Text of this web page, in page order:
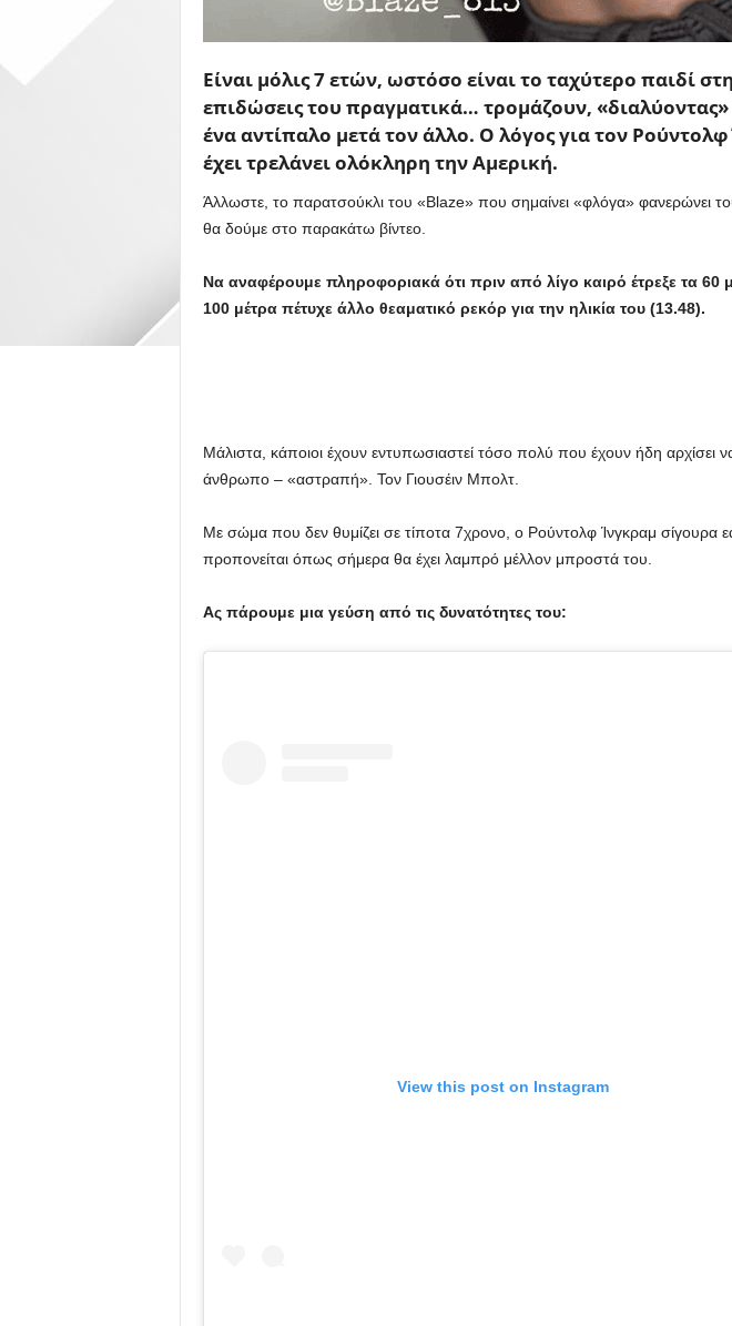
Είναι μόλις 7 ετών, ωστόσο είναι το ταχύτερο παιδί
επιδώσεις του πραγματικά… τρομάζουν,
ένα αντίπαλο μετά τον άλλο. Ο λόγος για τον
έχει τρελάνει ολόκληρη την Αμερική.
Άλλωστε, το παρατσούκλι του «Blaze» που σημαίνει «φλόγα» φανερώνει
θα δούμε στο παρακάτω βίντεο.
Να αναφέρουμε πληροφοριακά ότι πριν από λίγο καιρό έτρεξε τα 60
100 μέτρα πέτυχε άλλο θεαματικό ρεκόρ για την ηλικία του (13.48).
Μάλιστα, κάποιοι έχουν εντυπωσιαστεί τόσο πολύ που έχουν ήδη αρχίσει
άνθρωπο – «αστραπή». Τον Γιουσέιν Μπολτ.
Με σώμα που δεν θυμίζει σε τίποτα 7χρονο, ο Ρούντολφ Ίνγκραμ σίγουρα
προπονείται όπως σήμερα θα έχει λαμπρό μέλλον μπροστά του.
Ας πάρουμε μια γεύση από τις δυνατότητες του:
View this post on Instagram